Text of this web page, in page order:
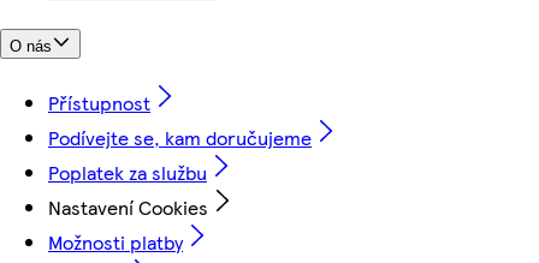
O nás
Přístupnost
Podívejte se, kam doručujeme
Poplatek za službu
Nastavení Cookies
Možnosti platby